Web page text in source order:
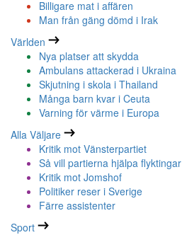
Billigare mat i affären
Man från gäng dömd i Irak
Världen
Nya platser att skydda
Ambulans attackerad i Ukraina
Skjutning i skola i Thailand
Många barn kvar i Ceuta
Varning för värme i Europa
Alla Väljare
Kritik mot Vänsterpartiet
Så vill partierna hjälpa flyktingar
Kritik mot Jomshof
Politiker reser i Sverige
Färre assistenter
Sport